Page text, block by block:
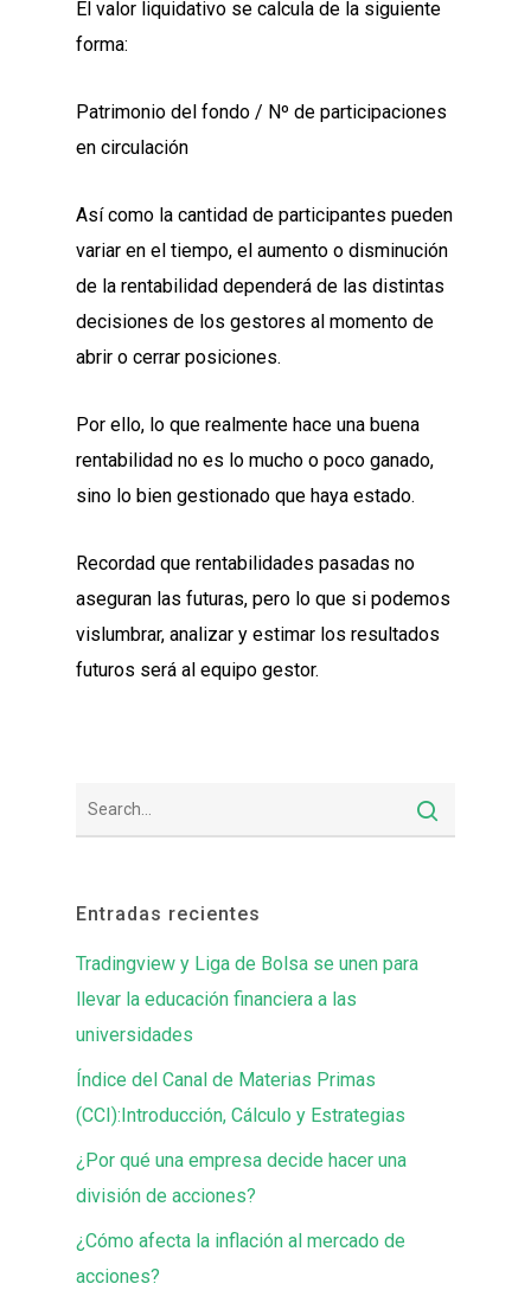
El valor liquidativo se calcula de la siguiente
forma:
Patrimonio del fondo / Nº de participaciones
en circulación
Así como la cantidad de participantes pueden
variar en el tiempo, el aumento o disminución
de la rentabilidad dependerá de las distintas
decisiones de los gestores al momento de
abrir o cerrar posiciones.
Por ello, lo que realmente hace una buena
rentabilidad no es lo mucho o poco ganado,
sino lo bien gestionado que haya estado.
Recordad que rentabilidades pasadas no
aseguran las futuras, pero lo que si podemos
vislumbrar, analizar y estimar los resultados
futuros será al equipo gestor.
Entradas recientes
Tradingview y Liga de Bolsa se unen para
llevar la educación financiera a las
universidades
Índice del Canal de Materias Primas
(CCI):Introducción, Cálculo y Estrategias
¿Por qué una empresa decide hacer una
división de acciones?
¿Cómo afecta la inflación al mercado de
acciones?